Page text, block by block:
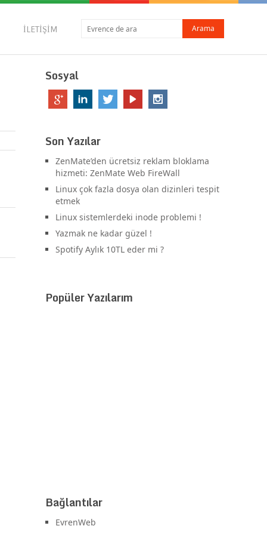
İLETIŞIM
Sosyal
Son Yazılar
ZenMate’den ücretsiz reklam bloklama
hizmeti: ZenMate Web FireWall
Linux çok fazla dosya olan dizinleri tespit
etmek
Linux sistemlerdeki inode problemi !
Yazmak ne kadar güzel !
Spotify Aylık 10TL eder mi ?
Popüler Yazılarım
Bağlantılar
EvrenWeb